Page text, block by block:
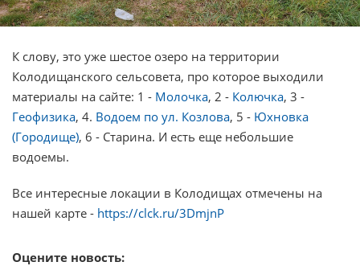
К слову, это уже шестое озеро на территории
Колодищанского сельсовета, про которое выходили
материалы на сайте: 1 - Молочка, 2 - Колючка, 3 -
Геофизика, 4. Водоем по ул. Козлова, 5 - Юхновка
(Городище), 6 - Старина. И есть еще небольшие
водоемы.
Все интересные локации в Колодищах отмечены на
нашей карте - https://clck.ru/3DmjnP
Оцените новость: